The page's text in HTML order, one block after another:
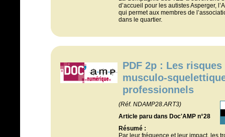
d’accueil pour les autistes Asperger,
qui permet aux membres de
dans le quartier.
PDF 2p : Les
musculo-
professionnels
(Réf. NDAMP28.ART3)
Article paru dans Doc'AMP n°28
Résumé :
Par leur fréquence et leur impact, les